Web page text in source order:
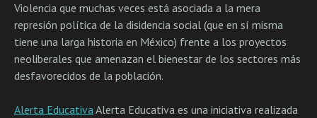
Violencia que muchas veces está asociada a la mera
represión política de la disidencia social (que en sí misma
tiene una larga historia en México) frente a los proyectos
neoliberales que amenazan el bienestar de los sectores más
desfavorecidos de la población.
Alerta EducativaAlerta Educativa es una iniciativa realizada